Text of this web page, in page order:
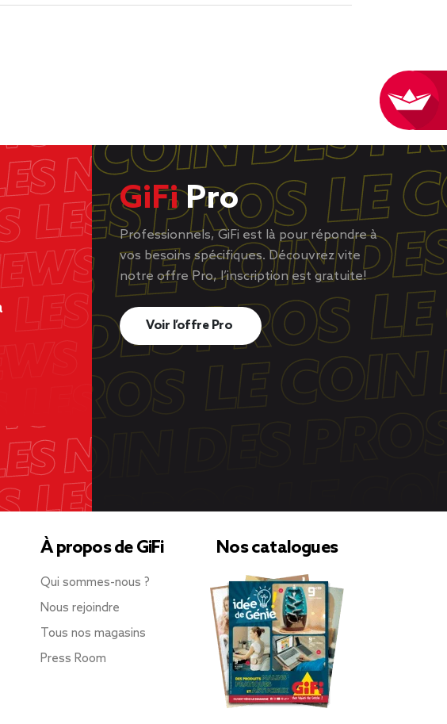
GiFiPro
Professionnels, GiFi est là pour répondre à
vos besoins spécifiques. Découvrez vite
notre offre Pro, l’inscription est gratuite!
Voir l’offre Pro
À propos de GiFi
Qui sommes-nous ?
Nous rejoindre
Tous nos magasins
Press Room
Nos catalogues